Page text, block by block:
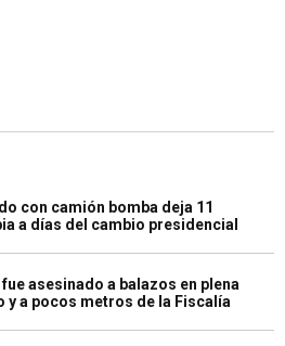
con camión bomba deja 11
a días del cambio presidencial
asesinado a balazos en plena
y a pocos metros de la Fiscalía